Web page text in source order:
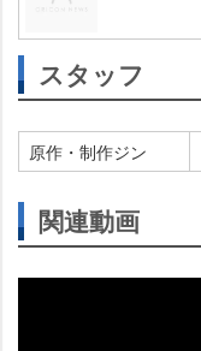
スタッフ
原作・制作ジン
関連動画